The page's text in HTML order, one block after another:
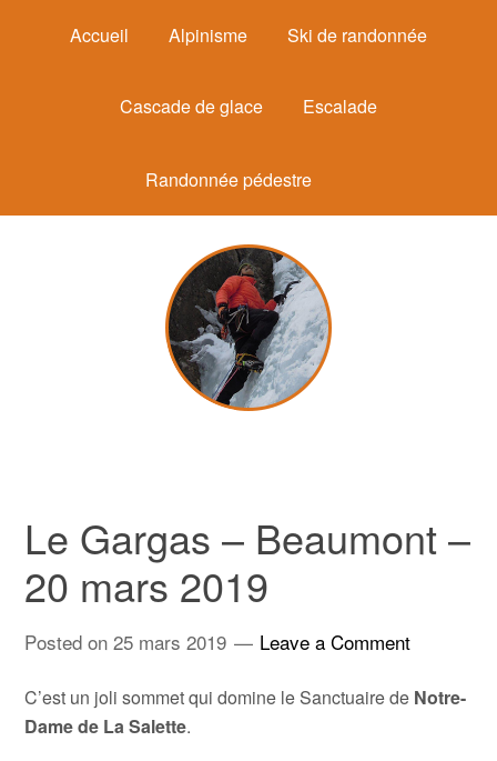
Accueil Alpinisme Ski de randonnée
Cascade de glace Escalade
Randonnée pédestre
Le Gargas – Beaumont –
20 mars 2019
Posted on25 mars 2019 Leave a Comment
C’est un joli sommet qui domine le Sanctuaire de Notre-
Dame de La Salette.